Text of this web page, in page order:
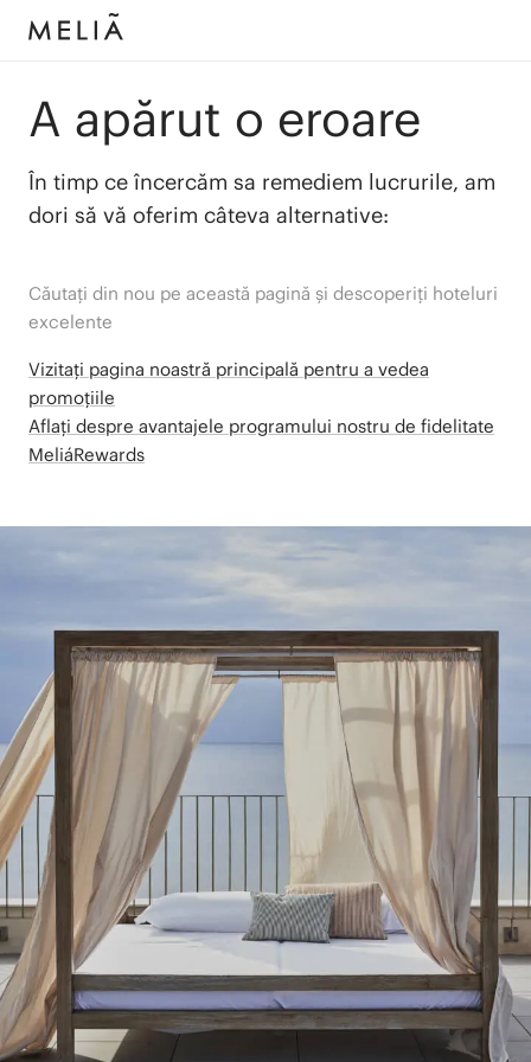
A apărut o eroare
În timp ce încercăm sa remediem lucrurile, am
dori să vă oferim câteva alternative:
Căutați din nou pe această pagină și descoperiți hoteluri
excelente
Vizitați pagina noastră principală pentru a vedea
promoțiile
Aflați despre avantajele programului nostru de fidelitate
MeliáRewards